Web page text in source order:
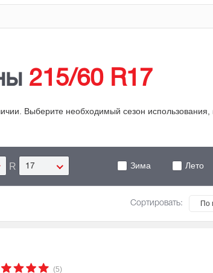
215/60 R17
Выберите необходимый сезон
R 17 Зима Лето
Сортировать: По
(5)